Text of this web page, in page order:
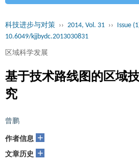
科技进步与对策 ›› 2014, Vol. 31 ›› Issue
10.6049/kjjbydc.2013030831
区域科学发展
基于技术路线图的区域
究
曾鹏
作者信息 +
文章历史 +